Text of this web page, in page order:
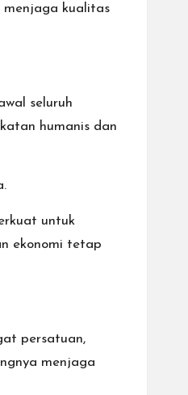
menjaga kualitas
seluruh
humanis dan
untuk
ekonomi tetap
persatuan,
menjaga